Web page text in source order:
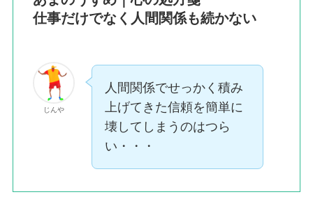
仕事だけでなく人間関係も続かない
じんや
人間関係でせっかく積み
上げてきた信頼を簡単に
壊してしまうのはつら
い・・・